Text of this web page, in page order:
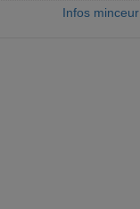
Infos minceur